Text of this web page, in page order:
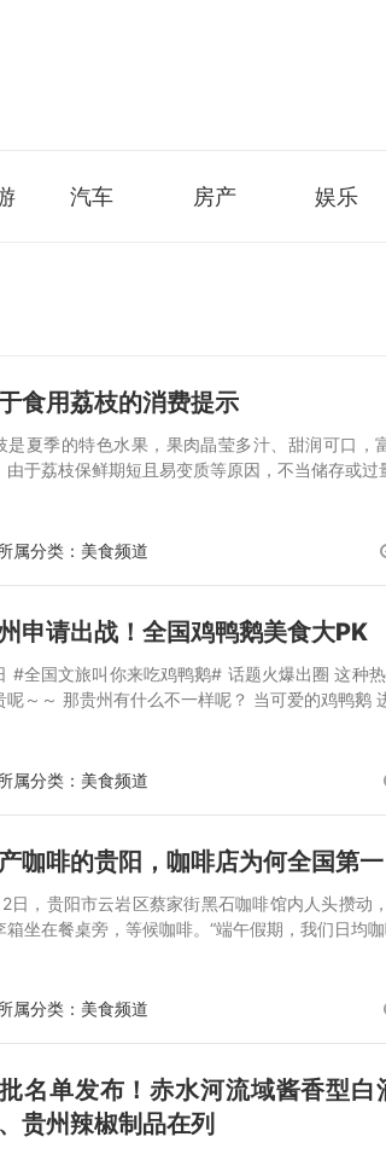
汽车 房产 娱乐
食用荔枝的消费提示
是夏季的特色水果，果肉晶莹多汁、甜润可口，
由于荔枝保鲜期短且易变质等原因，不当储存或
属分类：美食频道
申请出战！全国鸡鸭鹅美食大PK
#全国文旅叫你来吃鸡鸭鹅# 话题火爆出圈 这种
呢～～ 那贵州有什么不一样呢？ 当可爱的鸡鸭鹅
属分类：美食频道
咖啡的贵阳，咖啡店为何全国第一
日，贵阳市云岩区蔡家街黑石咖啡馆内人头攒动
箱坐在餐桌旁，等候咖啡。“端午假期，我们日均
属分类：美食频道
名单发布！赤水河流域酱香型白
贵州辣椒制品在列